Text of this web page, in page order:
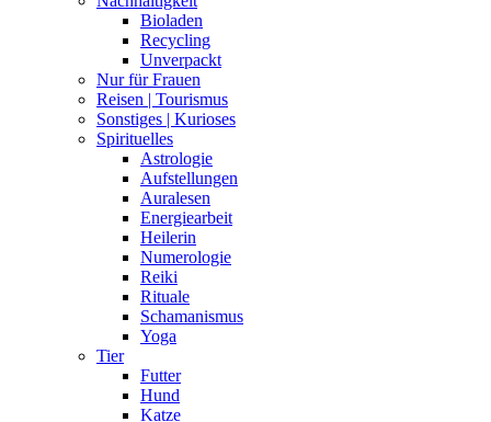
Bioladen
Recycling
Unverpackt
Nur für Frauen
Reisen | Tourismus
Sonstiges | Kurioses
Spirituelles
Astrologie
Aufstellungen
Auralesen
Energiearbeit
Heilerin
Numerologie
Reiki
Rituale
Schamanismus
Yoga
Tier
Futter
Hund
Katze